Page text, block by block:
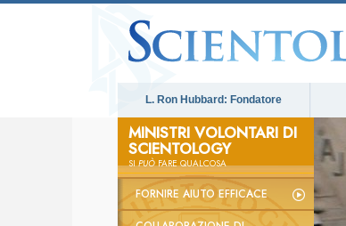
L. Ron Hubbard: Fondatore
MINISTRI VOLONTARI DI
SCIENTOLOGY
SIPUÒFARE QUALCOSA
FORNIRE AIUTO EFFICACE